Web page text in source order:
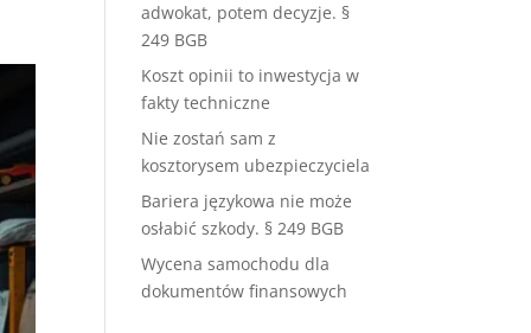
adwokat, potem decyzje. §
249 BGB
Koszt opinii to inwestycja w
fakty techniczne
Nie zostań sam z
kosztorysem ubezpieczyciela
Bariera językowa nie może
osłabić szkody. § 249 BGB
Wycena samochodu dla
dokumentów finansowych